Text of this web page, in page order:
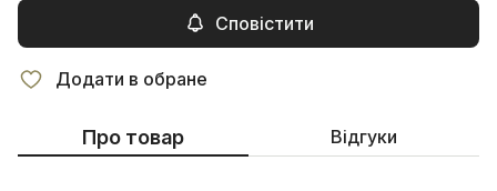
Сповістити
Додати в обране
Про товар Відгуки